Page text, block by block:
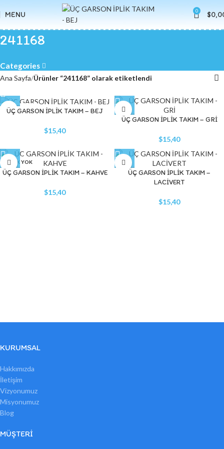
MENU 0 $
241168
Categories
Ana Sayfa Ürünler “241168” olarak etiketlendi
STOK YOK
ÜÇ GARSON İPLİK TAKIM – BEJ
$15,40
ÜÇ GARSON İPLİK TAKIM – GRİ
$15,40
STOK YOK
ÜÇ GARSON İPLİK TAKIM – KAHVE
$15,40
ÜÇ GARSON İPLİK TAKIM –
LACİVERT
$15,40
KURUMSAL
Hakkımızda
İletişim
Vizyonumuz
Misyonumuz
Blog
MÜŞTERI